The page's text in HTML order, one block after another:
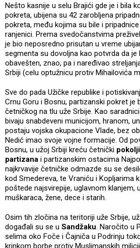
Nešto kasnije u selu Brajići gde je i bila
pokreta, ubijena su 42 zarobljena
pokreta, među kojima su bile i
ranjenici. Prema svedočanstvima
je bio neposredno prisutan u vreme
segmenta su dovoljna kao potvrda da je
obavešten, znao, pa i naređivao
Srbiji (celu optužnicu protiv Mihailovića
Sve do pada Užičke republike i
Crnu Goru i Bosnu, partizanski pokret je
četničkog na tlu uže Srbije. Kao
bivaju snabdeveni municijom, hranom,
postaju vojska okupacione Vlade, bez
Nedić imao svoje vojne formacije. Od
Bosnu, u užoj Srbiji kreću četnički
partizana i partizanskim ostacima
najkrvavije četničke odmazde su se
kod Smedereva, te Vraniću i Kopljarima
poštede najsvirepije, uglavnom klanjem,
muškaraca, žene, dece i starih.
Osim tih zločina na teritoriji uže Srbije,
događali su se u Sandžaku. Naročito u
selima oko Foče i Čajniča u Podrinju
krinkom borbe protiv Muslimanskih